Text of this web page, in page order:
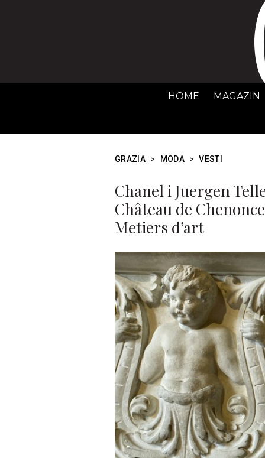
HOME MAGAZIN
GRAZIA > MODA > VESTI
Chanel i Juergen
Château de
Metiers d’art